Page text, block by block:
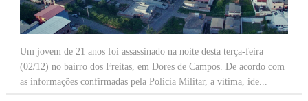
Um jovem de 21 anos foi assassinado na noite desta terça-feira
(02/12) no bairro dos Freitas, em Dores de Campos. De acordo com
as informações confirmadas pela Polícia Militar, a vítima, ide...